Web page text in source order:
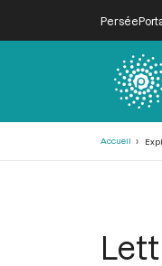
Persée
Accueil